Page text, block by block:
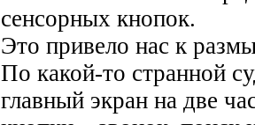
сенсорных кнопок.
Это привело нас к
По какой-то странной
главный экран на две